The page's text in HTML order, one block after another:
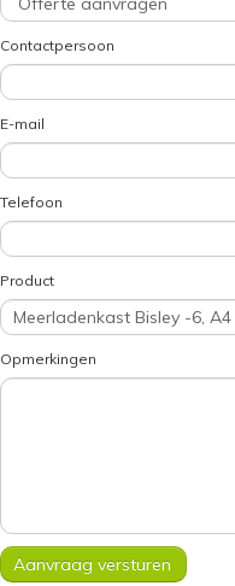
Contactpersoon
E-mail
Telefoon
Product
Opmerkingen